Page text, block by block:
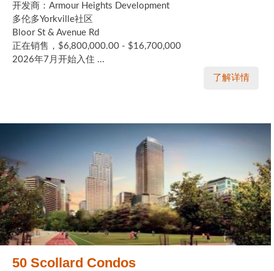
开发商：Armour Heights Development
多伦多Yorkville社区
Bloor St & Avenue Rd
正在销售，$6,800,000.00 - $16,700,000
2026年7月开始入住 ...
了解详情
50 Scollard Condos